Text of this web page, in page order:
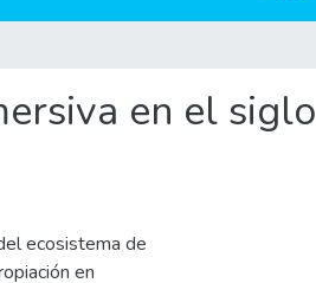
en el siglo
ecosistema de
en